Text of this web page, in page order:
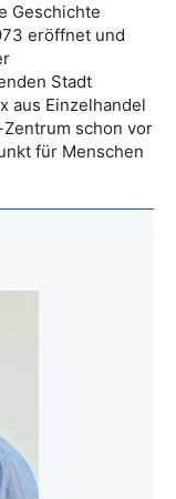
Geschichte
eröffnet und
Stadt
aus Einzelhandel
schon vor
für Menschen